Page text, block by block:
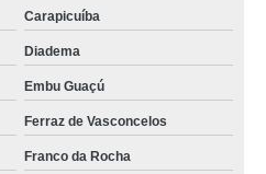
Carapicuíba
Diadema
Embu Guaçú
Ferraz de Vasconcelos
Franco da Rocha